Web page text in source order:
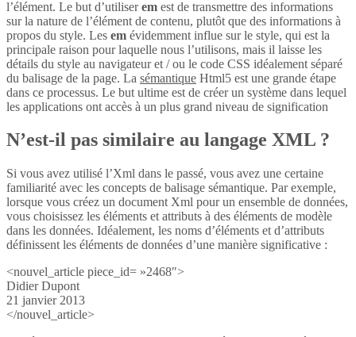
l’élément. Le but d’utiliserem est de transmettre des informations
sur la nature de l’élément de contenu, plutôt que des informations à
propos du style. Les em évidemment influe sur le style, qui est la
principale raison pour laquelle nous l’utilisons, mais il laisse les
détails du style au navigateur et / ou le code CSS idéalement séparé
du balisage de la page. La sémantique Html5 est une grande étape
dans ce processus. Le but ultime est de créer un système dans lequel
les applications ont accès à un plus grand niveau de signification
N’est-il pas similaire au langage XML ?
Si vous avez utilisé l’Xml dans le passé, vous avez une certaine
familiarité avec les concepts de balisage sémantique. Par exemple,
lorsque vous créez un document Xml pour un ensemble de données,
vous choisissez les éléments et attributs à des éléments de modèle
dans les données. Idéalement, les noms d’éléments et d’attributs
définissent les éléments de données d’une manière significative :
<nouvel_article piece_id= »2468″>
Didier Dupont
21 janvier 2013
</nouvel_article>